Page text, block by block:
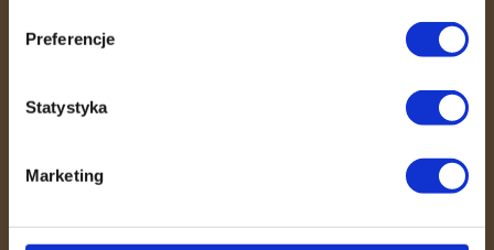
Preferencje
Statystyka
Marketing
36 MINUT to miejsce, gdzie efektywność
Dzięki unikalnemu systemowi
fizjoterapeutów pomagamy Ci dbać o
Skutecznie, bezpiecznie i w otoczeniu